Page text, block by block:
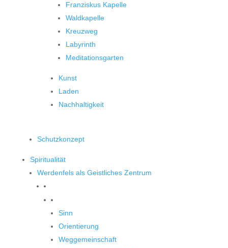
Franziskus Kapelle
Waldkapelle
Kreuzweg
Labyrinth
Meditationsgarten
Kunst
Laden
Nachhaltigkeit
Schutzkonzept
Spiritualität
Werdenfels als Geistliches Zentrum
Sinn
Orientierung
Weggemeinschaft